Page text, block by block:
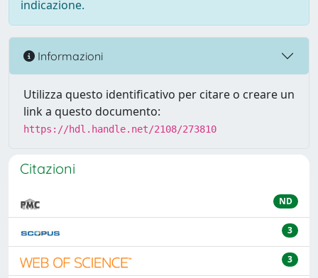
indicazione.
Informazioni
Utilizza questo identificativo per citare o creare un
link a questo documento:
https://hdl.handle.net/2108/273810
Citazioni
ND
3
3